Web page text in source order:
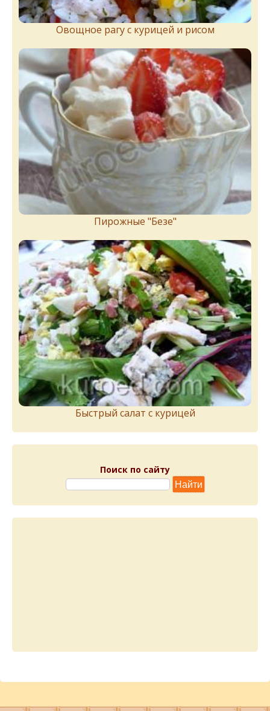
Овощное рагу с курицей и рисом
Пирожныe "Бeзe"
Быстрый салат с курицей
Поиск по сайту